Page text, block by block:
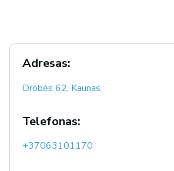
Adresas:
Drobės 62, Kaunas
Telefonas:
+37063101170